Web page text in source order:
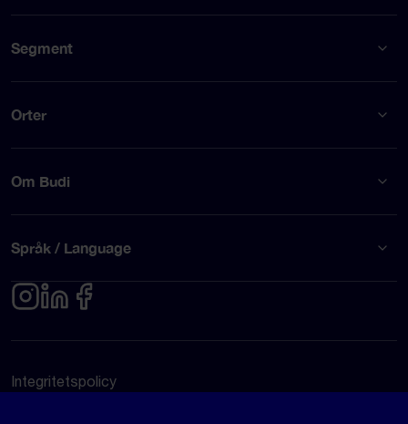
Segment
Orter
Om Budi
Språk / Language
Integritetspolicy